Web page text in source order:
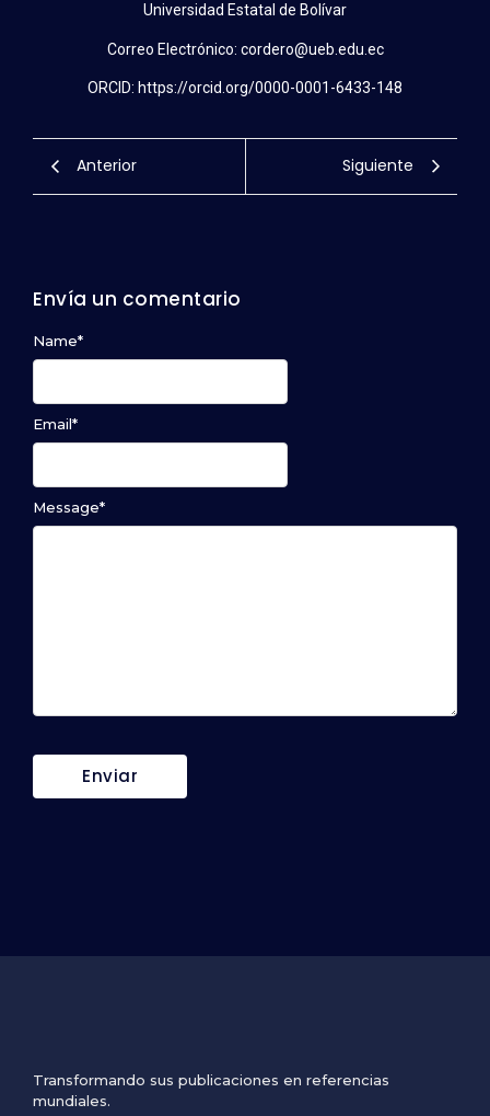
Universidad Estatal de Bolívar
Correo Electrónico: cordero@ueb.edu.ec
ORCID: https://orcid.org/0000-0001-6433-148
Anterior Siguiente
Envía un comentario
Message*
Name*
Email*
Transformando sus publicaciones en referencias
mundiales.